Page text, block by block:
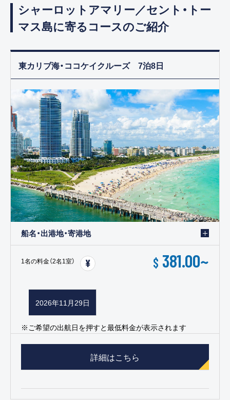
シャーロットアマリー／セント・トー
マス島に寄るコースのご紹介
東カリブ海・ココケイクルーズ 7泊8日
船名・出港地・寄港地
1名の料金（2名1室） $ 381.00~
2026年11月29日
※ご希望の出航日を押すと最低料金が表示されます
詳細はこちら